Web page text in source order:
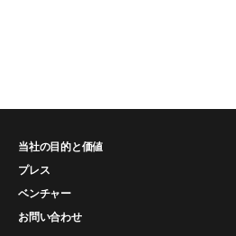
当社の目的と価値
プレス
ベンチャー
お問い合わせ